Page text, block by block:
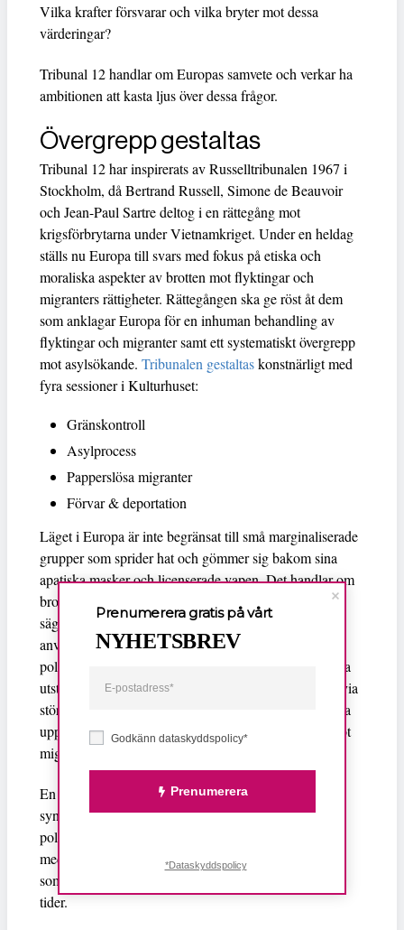
Vilka krafter försvarar och vilka bryter mot dessa
värderingar?
Tribunal 12 handlar om Europas samvete och verkar ha
ambitionen att kasta ljus över dessa frågor.
Övergrepp gestaltas
Tribunal 12 har inspirerats av Russelltribunalen 1967 i
Stockholm, då Bertrand Russell, Simone de Beauvoir
och Jean-Paul Sartre deltog i en rättegång mot
krigsförbrytarna under Vietnamkriget. Under en heldag
ställs nu Europa till svars med fokus på etiska och
moraliska aspekter av brotten mot flyktingar och
migranters rättigheter. Rättegången ska ge röst åt dem
som anklagar Europa för en inhuman behandling av
flyktingar och migranter samt ett systematiskt övergrepp
mot asylsökande. Tribunalen gestaltaskonstnärligt med
fyra sessioner i Kulturhuset:
Gränskontroll
Asylprocess
Papperslösa migranter
Förvar & deportation
Läget i Europa är inte begränsat till små marginaliserade
grupper som sprider hat och gömmer sig bakom sina
apatiska masker och licenserade vapen. Det handlar om
brott mot de grundläggande värderingar som Europa
säger sig försvara. För att hålla sig kvar vid makten
används ”flyktingpolitiken” av en rad etablerade
politiska partier och statsmän och statskvinnor i samma
utsträckning som de främlingsfientliga krafterna, fast via
större forum och med verkställande position. Med detta
uppmuntrar den etablerade politiska makten våldet mot
migranter och flyktingar i samhället.
En primitiv historisk global inställning legitimerar
syndabockstänkandet som räddning i kristider. Den
politiska eliten i Europa är dock, med facit i hand,
medveten om att metoden snabbt omvandlas till kriser
som skördar liv. Tribunal 12 är en varning inför dessa
tider.
Godkänn dataskyddspolicy*
Prenumerera
Prenumerera gratis på vårt
NYHETSBREV
*Dataskyddspolicy